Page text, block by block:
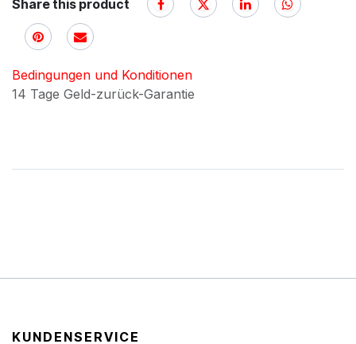
Share this product
Bedingungen und Konditionen
14 Tage Geld-zurück-Garantie
KUNDENSERVICE